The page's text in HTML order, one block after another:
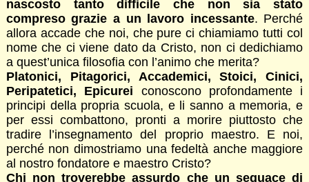
nascosto tanto difficile che non sia stato
compreso grazie a un lavoro incessante. Perché
allora accade che noi, che pure ci chiamiamo tutti col
nome che ci viene dato da Cristo, non ci dedichiamo
a quest’unica filosofia con l’animo che merita?
Platonici, Pitagorici, Accademici, Stoici, Cinici,
Peripatetici, Epicurei conoscono profondamente i
principi della propria scuola, e li sanno a memoria, e
per essi combattono, pronti a morire piuttosto che
tradire l’insegnamento del proprio maestro. E noi,
perché non dimostriamo una fedeltà anche maggiore
al nostro fondatore e maestro Cristo?
Chi non troverebbe assurdo che un seguace di